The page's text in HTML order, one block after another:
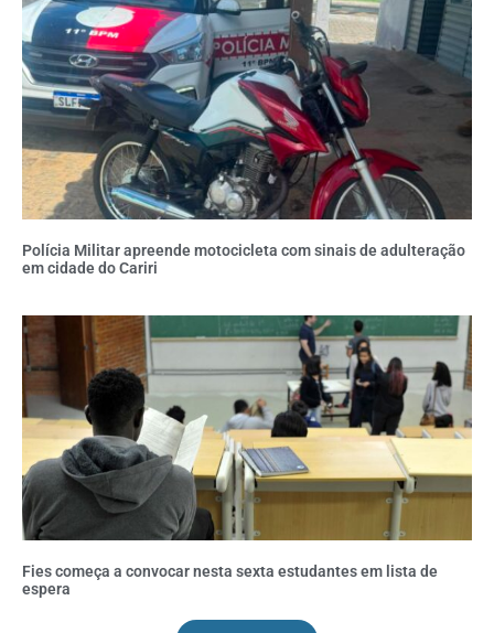
Polícia Militar apreende motocicleta com sinais de adulteração
em cidade do Cariri
Fies começa a convocar nesta sexta estudantes em lista de
espera